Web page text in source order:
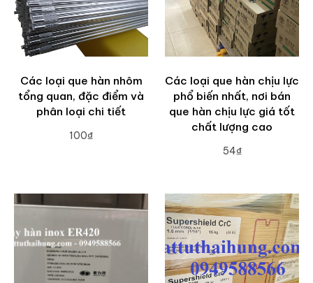
Các loại que hàn nhôm
tổng quan, đặc điểm và
phân loại chi tiết
100₫
Các loại que hàn chịu lực
phổ biến nhất, nơi bán
que hàn chịu lực giá tốt
chất lượng cao
54₫